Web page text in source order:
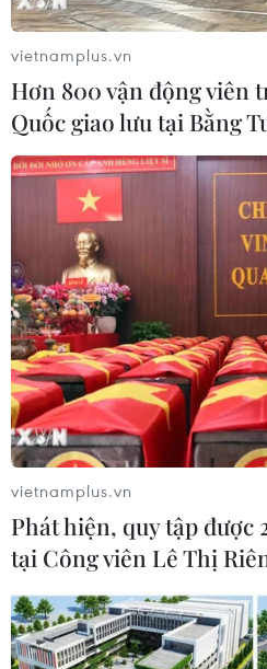
vietnamplus.vn
Hơn 800 vận động viên
Quốc giao lưu tại Bằng
vietnamplus.vn
Phát hiện, quy tập được
tại Công viên Lê Thị